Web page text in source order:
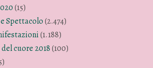
(15)
Spettacolo(2.474)
(1.188)
cuore 2018(100)